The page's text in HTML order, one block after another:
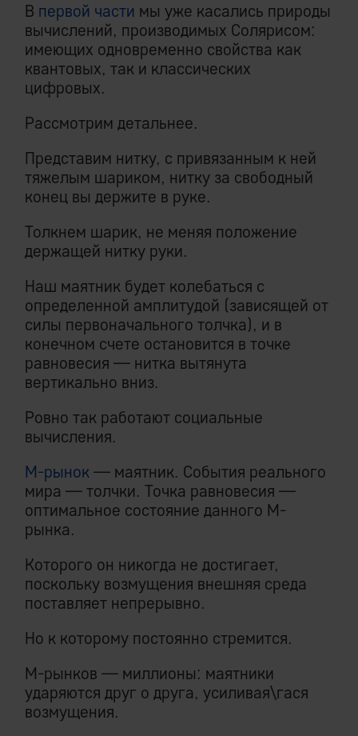
В первой части мы уже касались природы
вычислений, производимых Солярисом:
имеющих одновременно свойства как
квантовых, так и классических
цифровых.
Рассмотрим детальнее.
Представим нитку, с привязанным к ней
тяжелым шариком, нитку за свободный
конец вы держите в руке.
Толкнем шарик, не меняя положение
держащей нитку руки.
Наш маятник будет колебаться с
определенной амплитудой (зависящей от
силы первоначального толчка), и в
конечном счете остановится в точке
равновесия — нитка вытянута
вертикально вниз.
Ровно так работают социальные
вычисления.
М-рынок — маятник. События реального
мира — толчки. Точка равновесия —
оптимальное состояние данного М-
рынка.
Которого он никогда не достигает,
поскольку возмущения внешняя среда
поставляет непрерывно.
Но к которому постоянно стремится.
М-рынков — миллионы: маятники
ударяются друг о друга, усиливая\гася
возмущения.